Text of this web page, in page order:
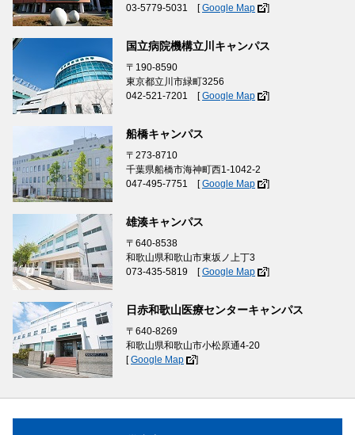
03-5779-5031 [Google Map ]
国立病院機構立川キャンパス
〒190-8590
東京都立川市緑町3256
042-521-7201 [Google Map ]
船橋キャンパス
〒273-8710
千葉県船橋市海神町西1-1042-2
047-495-7751 [Google Map ]
雄湊キャンパス
〒640-8538
和歌山県和歌山市東坂ノ上丁3
073-435-5819 [Google Map ]
日赤和歌山医療センターキャンパス
〒640-8269
和歌山県和歌山市小松原通4-20
[Google Map ]